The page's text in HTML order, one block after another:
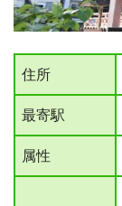
住所
最寄駅
属性